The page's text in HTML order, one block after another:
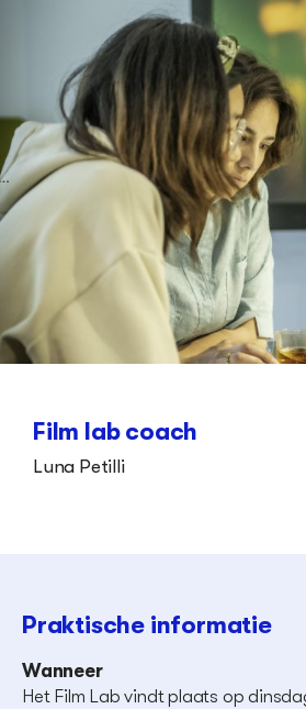
Film lab coach
Luna Petilli
Praktische informatie
Wanneer
Het Film Lab vindt plaats op